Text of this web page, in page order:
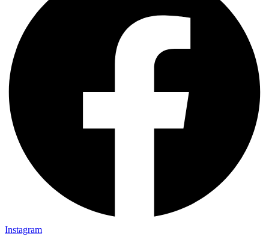
Instagram